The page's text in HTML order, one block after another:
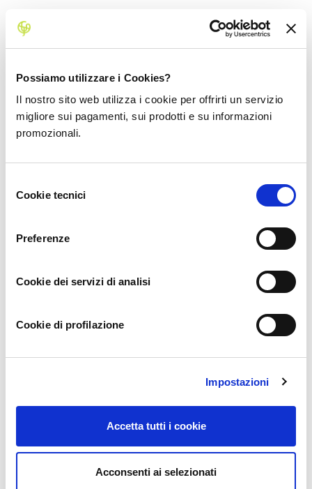
Possiamo utilizzare i Cookies?
Il nostro sito web utilizza i cookie per offrirti un servizio
migliore sui pagamenti, sui prodotti e su informazioni
promozionali.
delCookie tecnici
Preferenze
Cookie dei servizi di analisi
Cookie di profilazione
Impostazioni
Accetta tutti i cookie
Acconsenti ai selezionati
Can you be more specific about the content of your article?
After reading it, I still have some doubts. Hope you can help me.
binance Registrierung 1 year ago
article.
binance us register 1 year ago
Thanks. I have a question for you.
Thanks for sharing. I read many of your blog posts, cool, your